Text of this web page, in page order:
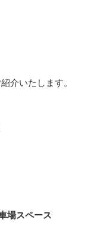
介いたします。
場スペース